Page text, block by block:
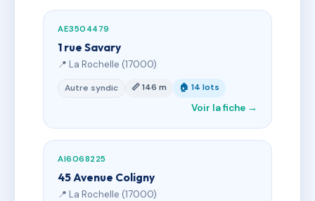
AE3504479
1 rue Savary
📍 La Rochelle (17000)
Autre syndic 📏 146 m 🏠 14 lots
Voir la fiche →
AI6068225
45 Avenue Coligny
📍 La Rochelle (17000)